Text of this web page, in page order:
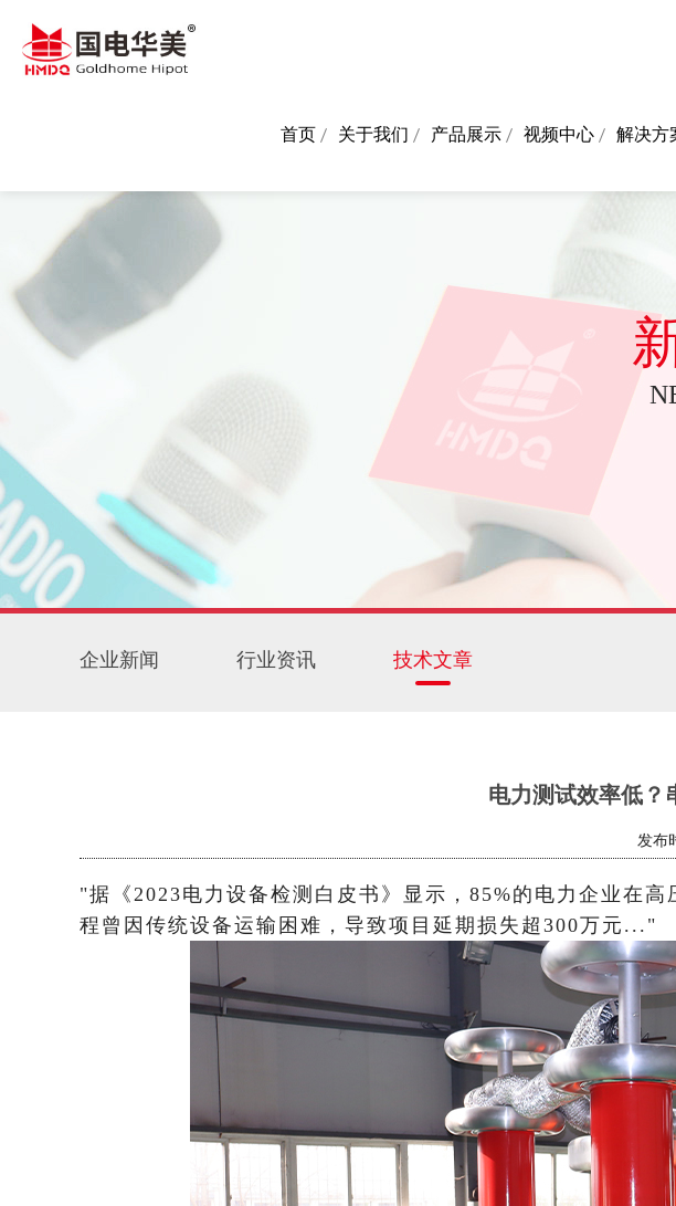
首页 关于我们 产品展示 视频中心 解决方
企业新闻 行业资讯 技术文章
电力测试效率低？
发布
"据《2023电力设备检测白皮书》显示，85%的电力企业在
程曾因传统设备运输困难，导致项目延期损失超300万元..."